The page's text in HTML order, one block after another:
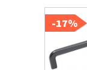
17%-